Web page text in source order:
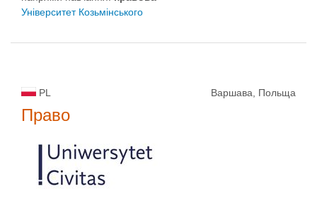
Університет Козьмінського
PL Варшава, Польща
Право